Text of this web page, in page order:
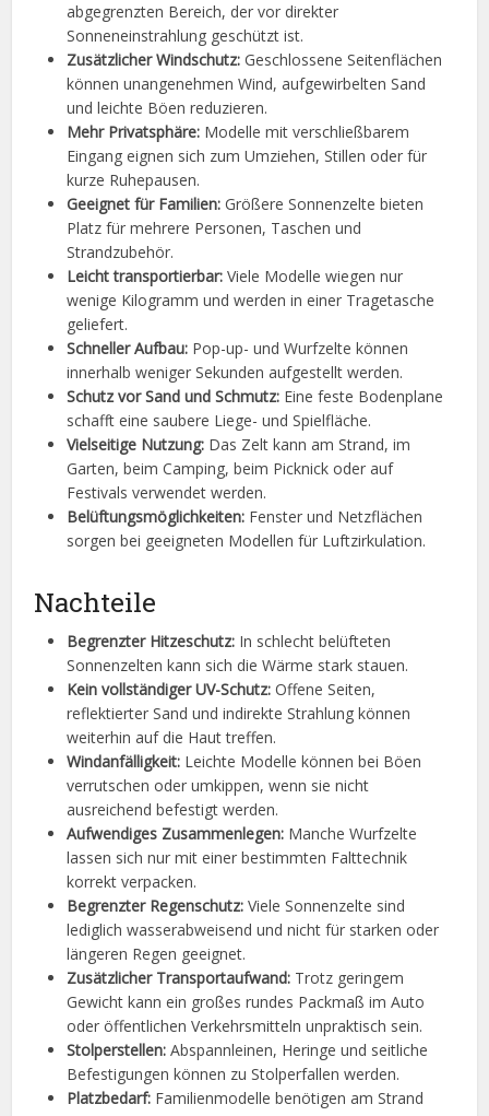
abgegrenzten Bereich, der vor direkter
Sonneneinstrahlung geschützt ist.
Zusätzlicher Windschutz: Geschlossene Seitenflächen
können unangenehmen Wind, aufgewirbelten Sand
und leichte Böen reduzieren.
Mehr Privatsphäre: Modelle mit verschließbarem
Eingang eignen sich zum Umziehen, Stillen oder für
kurze Ruhepausen.
Geeignet für Familien: Größere Sonnenzelte bieten
Platz für mehrere Personen, Taschen und
Strandzubehör.
Leicht transportierbar: Viele Modelle wiegen nur
wenige Kilogramm und werden in einer Tragetasche
geliefert.
Schneller Aufbau: Pop-up- und Wurfzelte können
innerhalb weniger Sekunden aufgestellt werden.
Schutz vor Sand und Schmutz: Eine feste Bodenplane
schafft eine saubere Liege- und Spielfläche.
Vielseitige Nutzung: Das Zelt kann am Strand, im
Garten, beim Camping, beim Picknick oder auf
Festivals verwendet werden.
Belüftungsmöglichkeiten: Fenster und Netzflächen
sorgen bei geeigneten Modellen für Luftzirkulation.
Nachteile
Begrenzter Hitzeschutz: In schlecht belüfteten
Sonnenzelten kann sich die Wärme stark stauen.
Kein vollständiger UV-Schutz: Offene Seiten,
reflektierter Sand und indirekte Strahlung können
weiterhin auf die Haut treffen.
Windanfälligkeit: Leichte Modelle können bei Böen
verrutschen oder umkippen, wenn sie nicht
ausreichend befestigt werden.
Aufwendiges Zusammenlegen: Manche Wurfzelte
lassen sich nur mit einer bestimmten Falttechnik
korrekt verpacken.
Begrenzter Regenschutz: Viele Sonnenzelte sind
lediglich wasserabweisend und nicht für starken oder
längeren Regen geeignet.
Zusätzlicher Transportaufwand: Trotz geringem
Gewicht kann ein großes rundes Packmaß im Auto
oder öffentlichen Verkehrsmitteln unpraktisch sein.
Stolperstellen: Abspannleinen, Heringe und seitliche
Befestigungen können zu Stolperfallen werden.
Platzbedarf: Familienmodelle benötigen am Strand